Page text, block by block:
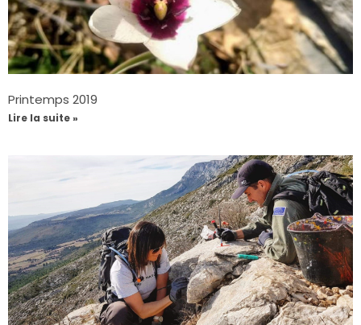
Printemps 2019
Lire la suite »